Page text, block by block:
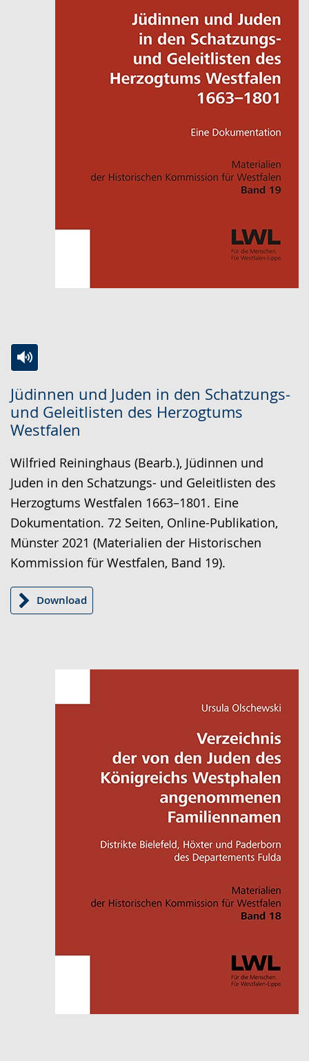
Jüdinnen und Juden in den Schatzungs-
und Geleitlisten des Herzogtums
Westfalen
Leichten
Sprache
wechseln.
Audio-
Unterstützung.
Video
in
Deutscher
Gebärdensprache
wird
angezeigt.
Wilfried Reininghaus (Bearb.), Jüdinnen und
Juden in den Schatzungs- und Geleitlisten des
Herzogtums Westfalen 1663–1801. Eine
Dokumentation. 72 Seiten, Online-Publikation,
Münster 2021 (Materialien der Historischen
Kommission für Westfalen, Band 19).
Download